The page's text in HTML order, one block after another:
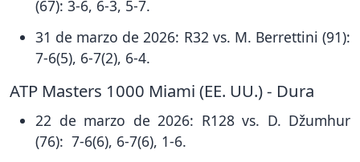
(67): 3-6, 6-3, 5-7.
31 de marzo de 2026: R32 vs. M. Berrettini (91):
7-6(5), 6-7(2), 6-4.
ATP Masters 1000 Miami (EE. UU.) - Dura
22 de marzo de 2026: R128 vs. D. Džumhur
(76): 7-6(6), 6-7(6), 1-6.